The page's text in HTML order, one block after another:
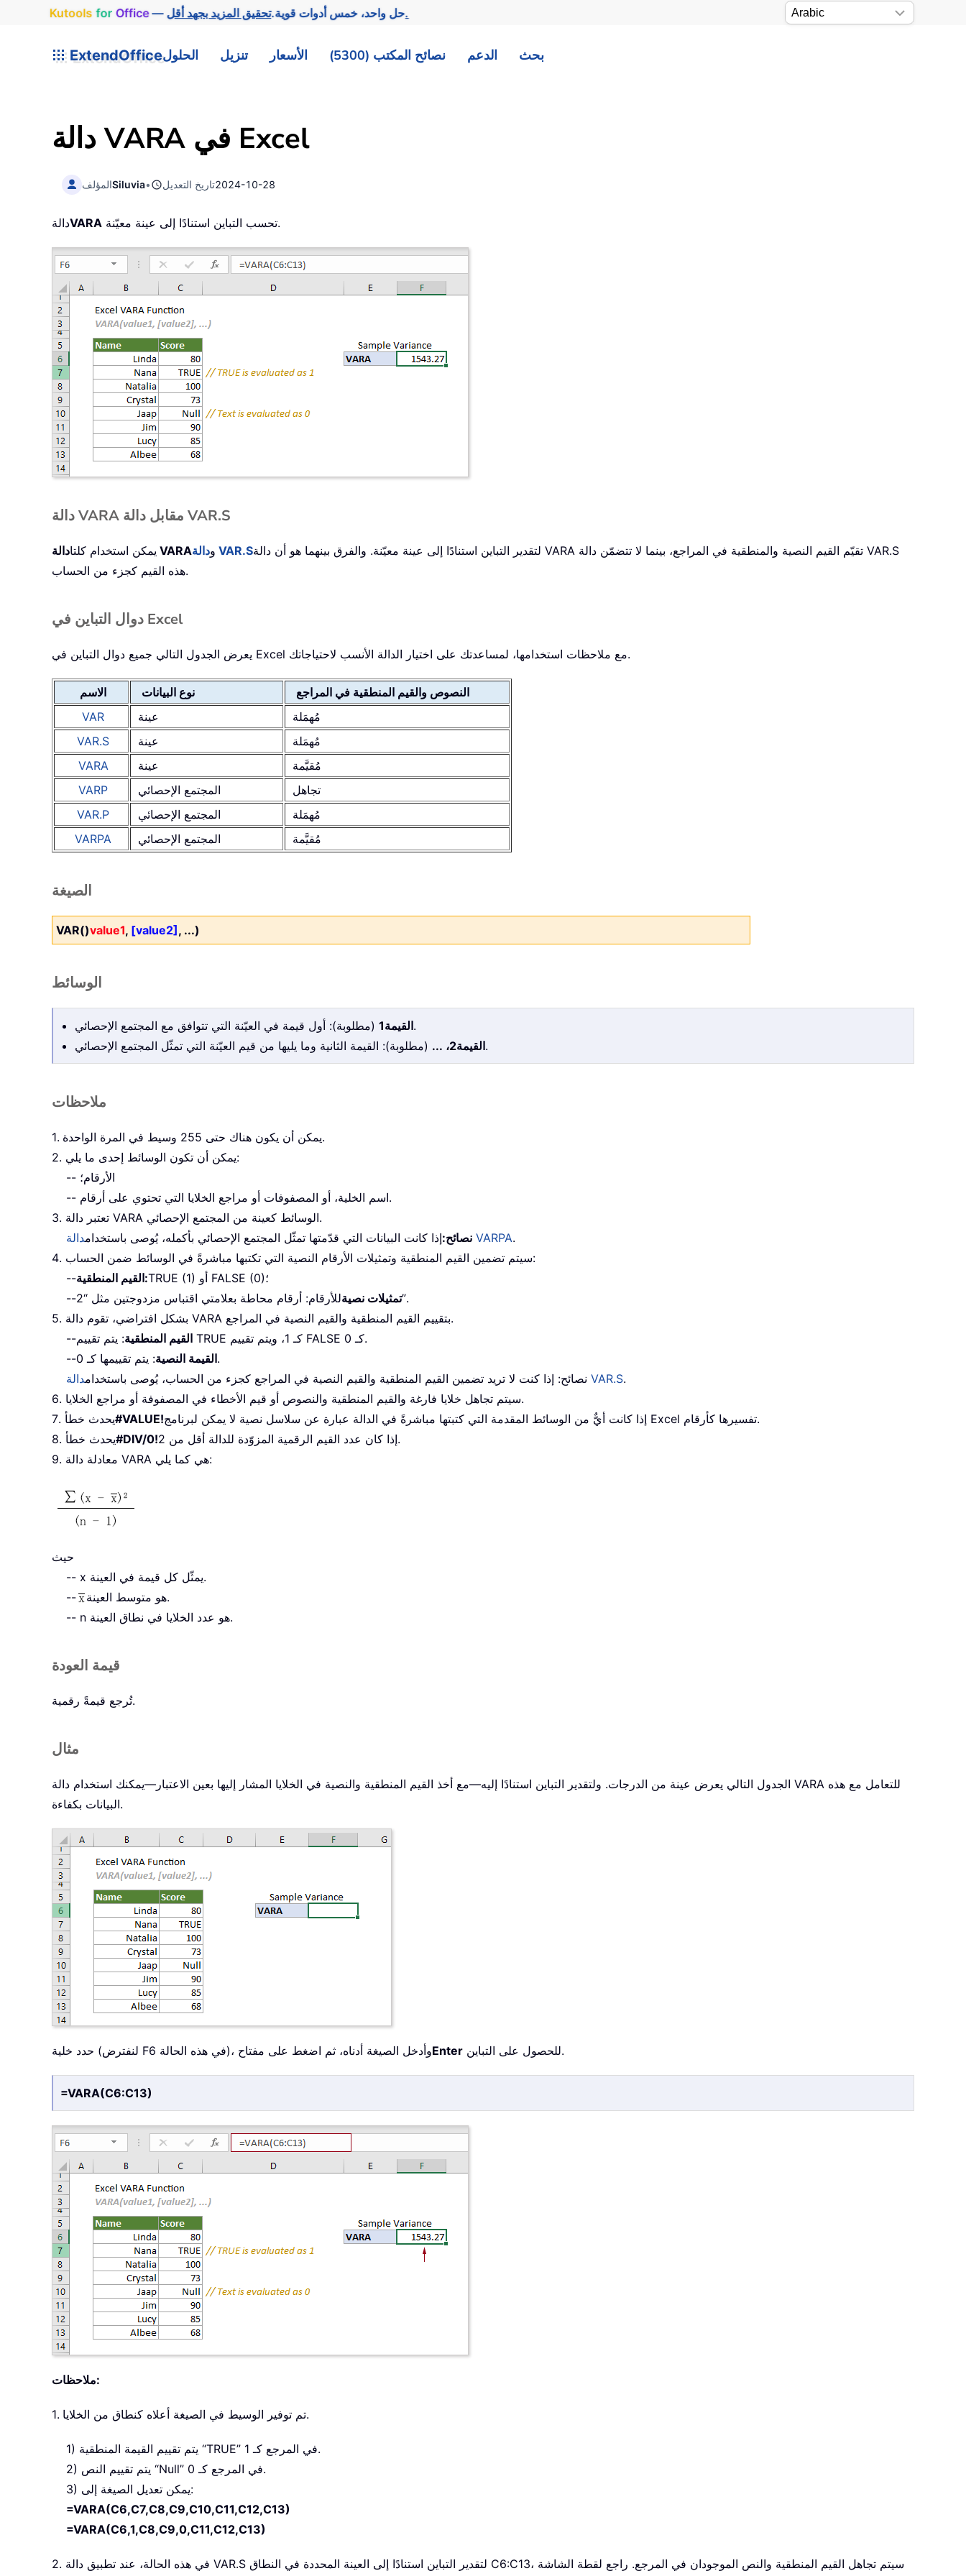
Kutools for Office — حل واحد، خمس أدوات قوية.تحقيق المزيد بجهد أقل.
ExtendOfficeالحلول تنزيل الأسعار نصائح المكتب (5300) الدعم بحث
دالة VARA في Excel
المؤلفSiluvia• تاريخ التعديل2024-10-28
دالةVARA تحسب التباين استنادًا إلى عينة معيّنة.
دالة VARA مقابل دالة VAR.S
يمكن استخدام كلتا دالة VARA و دالة VAR.Sلتقدير التباين استنادًا إلى عينة معيّنة. والفرق بينهما هو أن دالة VARA تقيّم القيم النصية والمنطقية في المراجع، بينما لا تتضمّن دالة VAR.S
هذه القيم كجزء من الحساب.
دوال التباين في Excel
يعرض الجدول التالي جميع دوال التباين في Excel مع ملاحظات استخدامها، لمساعدتك على اختيار الدالة الأنسب لاحتياجاتك.
الاسم نوع البيانات
النصوص والقيم المنطقية في المراجع
VAR
عينة
مُهمَلة
VAR.S
عينة
مُهمَلة
VARA
عينة
مُقيَّمة
VARP
المجتمع الإحصائي
تجاهل
VAR.P
المجتمع الإحصائي
مُهمَلة
VARPA
المجتمع الإحصائي مُقيَّمة
الصيغة
VAR()value1, [value2] , ...)
الوسائط
القيمة1(مطلوبة): أول قيمة في العيّنة التي تتوافق مع المجتمع الإحصائي.
القيمة2، ...(مطلوبة): القيمة الثانية وما يليها من قيم العيّنة التي تمثّل المجتمع الإحصائي.
ملاحظات
1. يمكن أن يكون هناك حتى 255 وسيط في المرة الواحدة.
2. يمكن أن تكون الوسائط إحدى ما يلي:
-- الأرقام؛
-- اسم الخلية، أو المصفوفات أو مراجع الخلايا التي تحتوي على أرقام.
3. تعتبر دالة VARA الوسائط كعينة من المجتمع الإحصائي.
نصائح:إذا كانت البيانات التي قدّمتها تمثّل المجتمع الإحصائي بأكمله، يُوصى باستخدام دالة VARPA.
4. سيتم تضمين القيم المنطقية وتمثيلات الأرقام النصية التي تكتبها مباشرةً في الوسائط ضمن الحساب:
--
القيم المنطقية:
TRUE (1) أو FALSE (0)؛
--
تمثيلات نصيةللأرقام: أرقام محاطة بعلامتي اقتباس مزدوجتين مثل “2”.
5. بشكل افتراضي، تقوم دالة VARA بتقييم القيم المنطقية والقيم النصية في المراجع.
--
القيم المنطقية
: يتم تقييم TRUE كـ 1، ويتم تقييم FALSE كـ 0.
--
القيمة النصية: يتم تقييمها كـ 0.
نصائح: إذا كنت لا تريد تضمين القيم المنطقية والقيم النصية في المراجع كجزء من الحساب، يُوصى باستخدام دالة VAR.S.
6. سيتم تجاهل خلايا فارغة والقيم المنطقية والنصوص أو قيم الأخطاء في المصفوفة أو مراجع الخلايا.
7. يحدث خطأ#VALUE!
إذا كانت أيٌّ من الوسائط المقدمة التي كتبتها مباشرةً في الدالة عبارة عن سلاسل نصية لا يمكن لبرنامج Excel تفسيرها كأرقام.
8. يحدث خطأ#DIV/0!
إذا كان عدد القيم الرقمية المزوّدة للدالة أقل من 2.
9. معادلة دالة VARA هي كما يلي:
حيث
-- x يمثّل كل قيمة في العينة.
--
هو متوسط العينة.
-- n هو عدد الخلايا في نطاق العينة.
قيمة العودة
تُرجع قيمةً رقمية.
مثال
الجدول التالي يعرض عينة من الدرجات. ولتقدير التباين استنادًا إليه—مع أخذ القيم المنطقية والنصية في الخلايا المشار إليها بعين الاعتبار—يمكنك استخدام دالة VARA للتعامل مع هذه
البيانات بكفاءة.
حدد خلية (لنفترض F6 في هذه الحالة)، وأدخل الصيغة أدناه، ثم اضغط على مفتاحEnter للحصول على التباين.
=VARA(C6:C13)
ملاحظات:
1. تم توفير الوسيط في الصيغة أعلاه كنطاق من الخلايا.
1) يتم تقييم القيمة المنطقية “TRUE” في المرجع كـ 1.
2) يتم تقييم النص “Null” في المرجع كـ 0.
3) يمكن تعديل الصيغة إلى:
=VARA(C6,C7,C8,C9,C10,C11,C12,C13)
=VARA(C6,1,C8,C9,0,C11,C12,C13)
2. في هذه الحالة، عند تطبيق دالة VAR.S لتقدير التباين استنادًا إلى العينة المحددة في النطاق C6:C13، سيتم تجاهل القيم المنطقية والنص الموجودان في المرجع. راجع لقطة الشاشة